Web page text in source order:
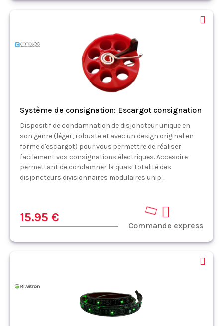
Système de consignation: Escargot consignation
Dispositif de condamnation de disjoncteur unique en
son genre (léger, robuste et avec un design original en
forme d'escargot) pour vous permettre de réaliser
facilement vos consignations électriques. Accesoire
permettant de condamner la quasi totalité des
disjoncteurs divisionnaires modulaires unip...
15.95 €
Commande express